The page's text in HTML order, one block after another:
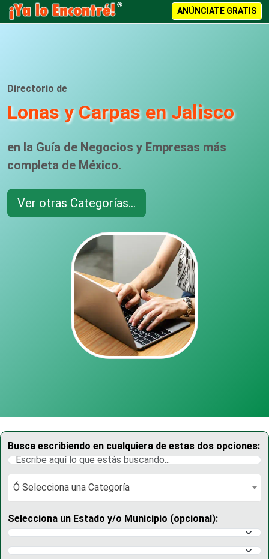
ANÚNCIATE GRATIS
Directorio de
Lonas y Carpas en Jalisco
en la Guía de Negocios y Empresas más
completa de México.
Ver otras Categorías...
Busca escribiendo en cualquiera de estas dos opciones:
Ó Selecciona una Categoría
Ó Selecciona una Categoría
Selecciona un Estado y/o Municipio (opcional):
Selecciona un Estado
Selecciona un Municipio